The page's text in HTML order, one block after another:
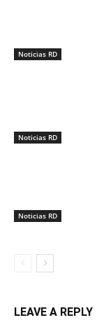
Noticias RD
Noticias RD
Noticias RD
LEAVE A REPLY